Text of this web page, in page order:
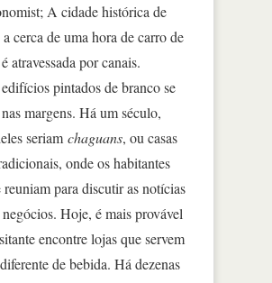
A cidade histórica de
cerca de uma hora de carro de
atravessada por canais.
pintados de branco se
margens. Há um século,
seriam chaguans, ou casas
onde os habitantes
reuniam para discutir as notícias
Hoje, é mais provável
encontre lojas que servem
de bebida. Há dezenas